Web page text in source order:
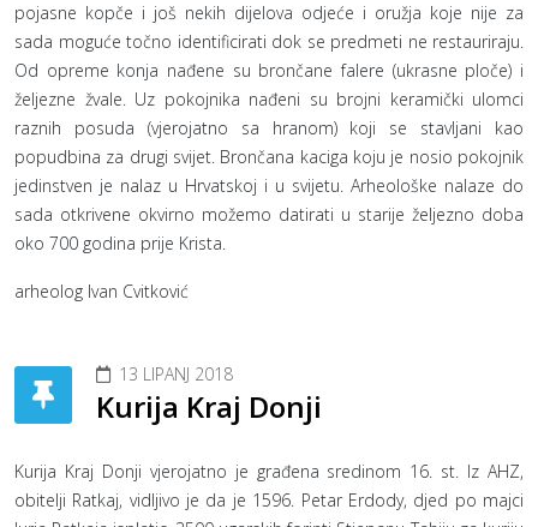
pojasne kopče i još nekih dijelova odjeće i oružja koje nije za
sada moguće točno identificirati dok se predmeti ne restauriraju.
Od opreme konja nađene su brončane falere (ukrasne ploče) i
željezne žvale. Uz pokojnika nađeni su brojni keramički ulomci
raznih posuda (vjerojatno sa hranom) koji se stavljani kao
popudbina za drugi svijet. Brončana kaciga koju je nosio pokojnik
jedinstven je nalaz u Hrvatskoj i u svijetu. Arheološke nalaze do
sada otkrivene okvirno možemo datirati u starije željezno doba
oko 700 godina prije Krista.
arheolog Ivan Cvitković
13 LIPANJ 2018
Kurija Kraj Donji
Kurija Kraj Donji vjerojatno je građena sredinom 16. st. Iz AHZ,
obitelji Ratkaj, vidljivo je da je 1596. Petar Erdody, djed po majci